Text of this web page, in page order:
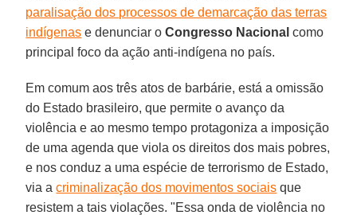
paralisação dos processos de demarcação das terras
indígenas e denunciar oCongresso Nacional como
principal foco da ação anti-indígena no país.
Em comum aos três atos de barbárie, está a omissão
do Estado brasileiro, que permite o avanço da
violência e ao mesmo tempo protagoniza a imposição
de uma agenda que viola os direitos dos mais pobres,
e nos conduz a uma espécie de terrorismo de Estado,
via acriminalização dos movimentos sociais que
resistem a tais violações. "Essa onda de violência no